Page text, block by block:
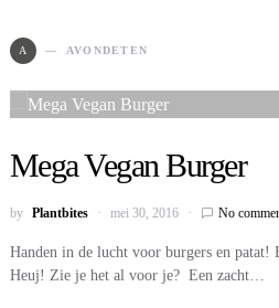
A AVONDETEN
Mega Vegan Burger
by Plantbites mei 30, 2016 No
Handen in de lucht voor burgers en patat!
Heuj! Zie je het al voor je? Een zacht…